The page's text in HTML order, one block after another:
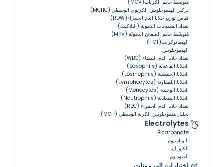
متوسط حجم الكريات(MCV)
تركيز الهيموجلوبين الكريوي الوسطي (MCHC)
قياس توزيع خلايا الدم الحمراء(RDW)
تعداد الصفيحات الدموية (البلاكيت)
مُتوسّط ​​حجم الصفائح الدمويّة (MPV)
الهيماتوكريت(HCT)
الهيموجلوبين
تعداد خلايا الدم البيضاء (WBC)
الخلايا القاعدية (Basophils)
الخلايا الحمضية (Eosinophils)
الخلايا اللمفاوية (Lymphocytes)
الخلايا الوحيدة (Monocytes)
الخلايا المتعادلة (Neutrophils)
تعداد خلايا الدم الحمراء (RBC)
تحليل هيموجلوبين الكرية الوسطي (MCH)
Electrolytes
Bicarbonate
البوتاسيوم
الكلورايد
الصوديوم